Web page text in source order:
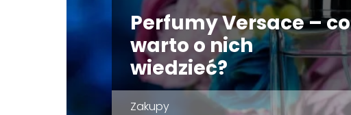
Perfumy Versace – co
warto o nich
wiedzieć?
Zakupy